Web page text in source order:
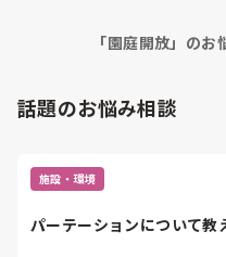
保育が楽しくて仕方ない
す！
指導があります。
頑張ってください。
「園庭開放」の
話題のお悩み相談
施設・環境
パーテーションについて教